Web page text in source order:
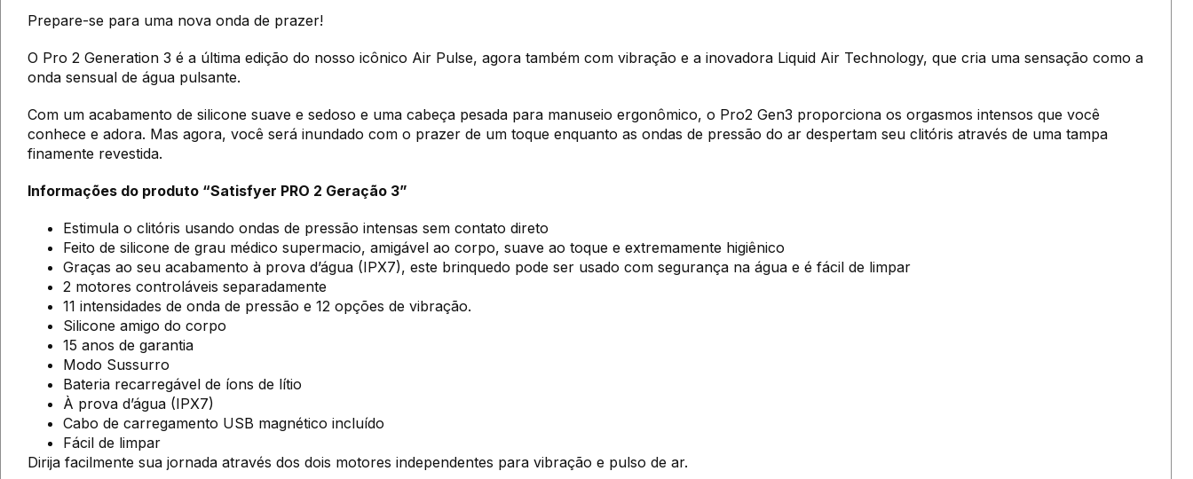
Prepare-se para uma nova onda de prazer!
O Pro 2 Generation 3 é a última edição do nosso icônico Air Pulse, agora também com vibração e a inovadora Liquid Air Technology, que cria uma sensação como a
onda sensual de água pulsante.
Com um acabamento de silicone suave e sedoso e uma cabeça pesada para manuseio ergonômico, o Pro2 Gen3 proporciona os orgasmos intensos que você
conhece e adora. Mas agora, você será inundado com o prazer de um toque enquanto as ondas de pressão do ar despertam seu clitóris através de uma tampa
finamente revestida.
Informações do produto “Satisfyer PRO 2 Geração 3”
Estimula o clitóris usando ondas de pressão intensas sem contato direto
Feito de silicone de grau médico supermacio, amigável ao corpo, suave ao toque e extremamente higiênico
Graças ao seu acabamento à prova d’água (IPX7), este brinquedo pode ser usado com segurança na água e é fácil de limpar
2 motores controláveis separadamente
11 intensidades de onda de pressão e 12 opções de vibração.
Silicone amigo do corpo
15 anos de garantia
Modo Sussurro
Bateria recarregável de íons de lítio
À prova d’água (IPX7)
Cabo de carregamento USB magnético incluído
Fácil de limpar
Dirija facilmente sua jornada através dos dois motores independentes para vibração e pulso de ar.